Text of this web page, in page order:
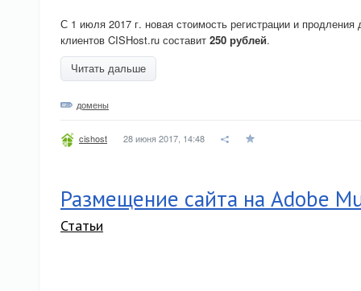
С 1 июля 2017 г. новая стоимость регистрации и
клиентов CISHost.ru составит 250 рублей.
Читать дальше
домены
cishost 28 июня 2017, 14:48
Размещение сайта на Adobe
Статьи